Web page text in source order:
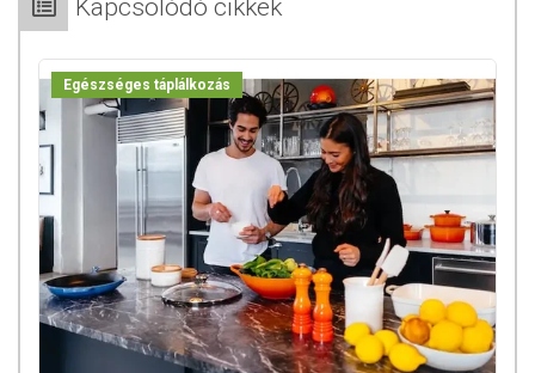
Kapcsolódó cikkek
Egészséges táplálkozás